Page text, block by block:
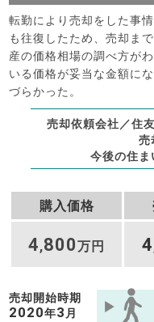
転勤により売却をした事
も往復したため、売却ま
産の価格相場の調べ方が
いる価格が妥当な金額に
づらかった。
売却依頼会社／住
売
今後の住ま
購入価格
4,800万円 4
売却開始時期
2020年3 月